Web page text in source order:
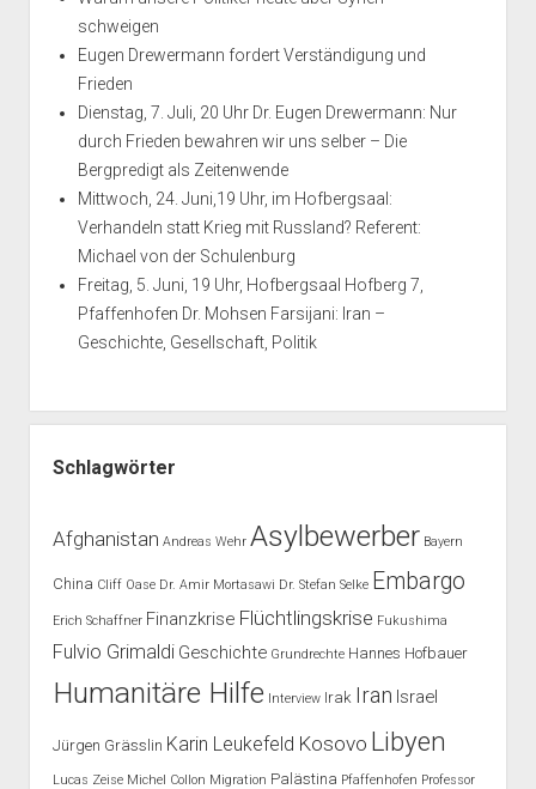
schweigen
Eugen Drewermann fordert Verständigung und
Frieden
Dienstag, 7. Juli, 20 Uhr Dr. Eugen Drewermann: Nur
durch Frieden bewahren wir uns selber – Die
Bergpredigt als Zeitenwende
Mittwoch, 24. Juni,19 Uhr, im Hofbergsaal:
Verhandeln statt Krieg mit Russland? Referent:
Michael von der Schulenburg
Freitag, 5. Juni, 19 Uhr, Hofbergsaal Hofberg 7,
Pfaffenhofen Dr. Mohsen Farsijani: Iran –
Geschichte, Gesellschaft, Politik
Schlagwörter
Afghanistan Andreas Wehr Asylbewerber Bayern
China Cliff Oase Dr. Amir Mortasawi Dr. Stefan Selke Embargo
Erich Schaffner Finanzkrise Flüchtlingskrise Fukushima
Fulvio Grimaldi Geschichte Grundrechte Hannes Hofbauer
Humanitäre Hilfe Interview Irak Iran Israel
Jürgen Grässlin Karin Leukefeld Kosovo Libyen
Lucas Zeise Michel Collon Migration Palästina Pfaffenhofen Professor